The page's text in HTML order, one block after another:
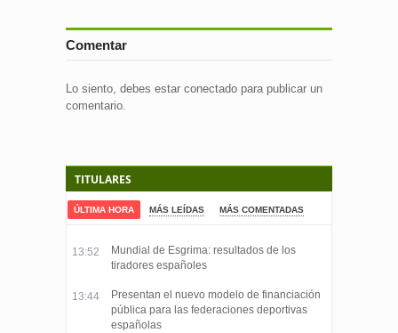
Comentar
Lo siento, debes estar conectado para publicar un
comentario.
TITULARES
ÚLTIMA HORA MÁS LEÍDAS MÁS COMENTADAS
13:52
Mundial de Esgrima: resultados de los
tiradores españoles
13:44
Presentan el nuevo modelo de financiación
pública para las federaciones deportivas
españolas